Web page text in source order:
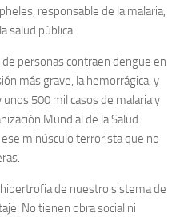
responsable de la malaria,
salud pública.
personas contraen dengue en
más grave, la hemorrágica, y
500 mil casos de malaria y
Mundial de la Salud
minúsculo terrorista que no
de nuestro sistema de
No tienen obra social ni